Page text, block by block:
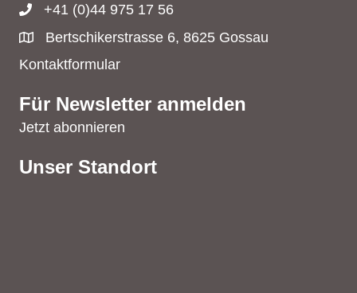
+41 (0)44 975 17 56
Bertschikerstrasse 6, 8625 Gossau
Kontaktformular
Für Newsletter anmelden
Jetzt abonnieren
Unser Standort